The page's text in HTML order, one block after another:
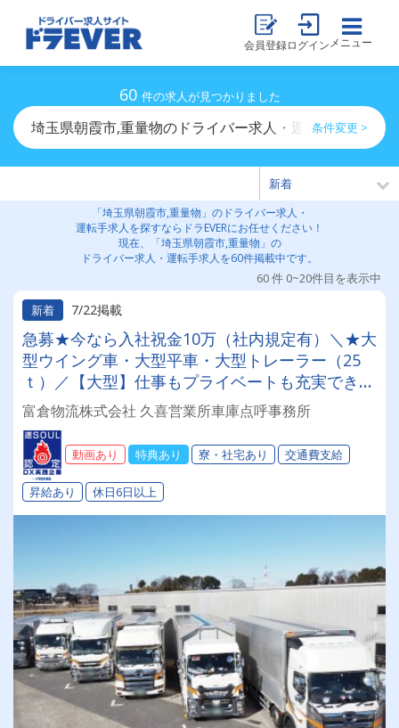
会員登録ログイン メニュー
60 件の求人が見つかりました
埼玉県朝霞市,重量物のドライバー求人・運転手求人一覧
条件変更 >
「埼玉県朝霞市,重量物」のドライバー求人・
運転手求人を探すならドラEVERにお任せください！
現在、「埼玉県朝霞市,重量物」の
ドライバー求人・運転手求人を60件掲載中です。
60 件 0~20件目を表示中
新着
7/22掲載
急募★今なら入社祝金10万（社内規定有）＼★大
型ウイング車・大型平車・大型トレーラー（25
ｔ）／【大型】仕事もプライベートも充実でき
る！【会社全額負担】免許取得制度でスキルアッ
プも叶います☆彡◎日・祝休み(連休あり)◎成果
報酬◎退職金◎昇給◎未経験OK◎
富倉物流株式会社 久喜営業所車庫点呼事務所
動画あり 特典あり 寮・社宅あり 交通費支給
昇給あり 休日6日以上